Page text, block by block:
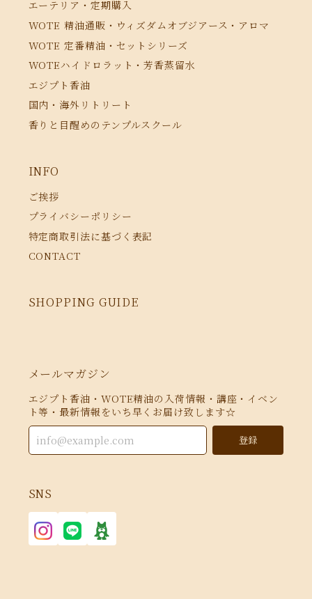
エーテリア・定期購入
WOTE 精油通販・ウィズダムオブジアース・アロマ
WOTE 定番精油・セットシリーズ
WOTEハイドロラット・芳香蒸留水
エジプト香油
国内・海外リトリート
香りと目醒めのテンプルスクール
INFO
ご挨拶
プライバシーポリシー
特定商取引法に基づく表記
CONTACT
SHOPPING GUIDE
メールマガジン
エジプト香油・WOTE精油の入荷情報・講座・イベン
ト等・最新情報をいち早くお届け致します☆
登録
SNS